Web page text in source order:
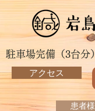
駐車場完備（3台分）
アクセス
患者